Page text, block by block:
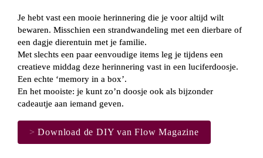
Je hebt vast een mooie herinnering die je voor altijd wilt
bewaren. Misschien een strandwandeling met een dierbare of
een dagje dierentuin met je familie.
Met slechts een paar eenvoudige items leg je tijdens een
creatieve middag deze herinnering vast in een luciferdoosje.
Een echte ‘memory in a box’.
En het mooiste: je kunt zo’n doosje ook als bijzonder
cadeautje aan iemand geven.
> Download de DIY van Flow Magazine